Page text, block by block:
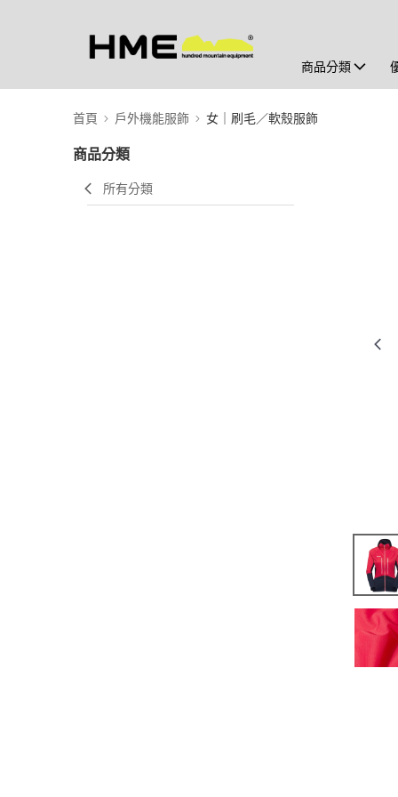
商品分類
首頁 戶外機能服飾 女｜刷毛／軟殼服飾
商品分類
所有分類